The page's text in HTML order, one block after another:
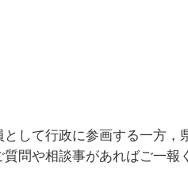
して行政に参画する一方，
問や相談事があればご一報